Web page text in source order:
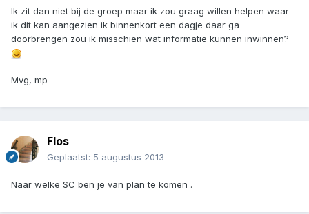
Ik zit dan niet bij de groep maar ik zou graag willen helpen waar
ik dit kan aangezien ik binnenkort een dagje daar ga
doorbrengen zou ik misschien wat informatie kunnen inwinnen?
Mvg, mp
Flos
Geplaatst: 5 augustus 2013
Naar welke SC ben je van plan te komen .